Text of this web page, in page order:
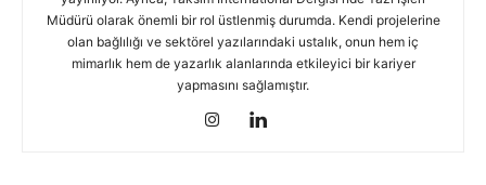
Müdürü olarak önemli bir rol üstlenmiş durumda. Kendi projelerine
olan bağlılığı ve sektörel yazılarındaki ustalık, onun hem iç
mimarlık hem de yazarlık alanlarında etkileyici bir kariyer
yapmasını sağlamıştır.